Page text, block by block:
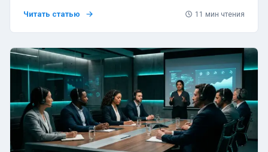
Читать статью 11 мин чтения